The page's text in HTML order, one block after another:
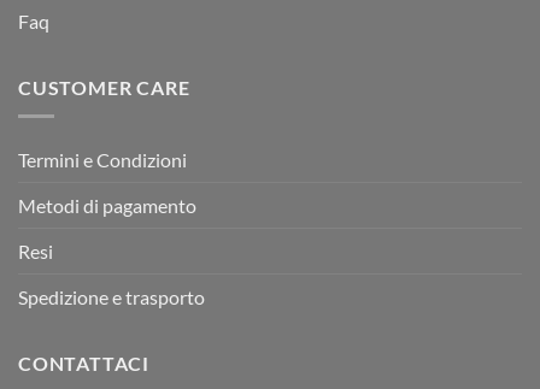
Faq
CUSTOMER CARE
Termini e Condizioni
Metodi di pagamento
Resi
Spedizione e trasporto
CONTATTACI